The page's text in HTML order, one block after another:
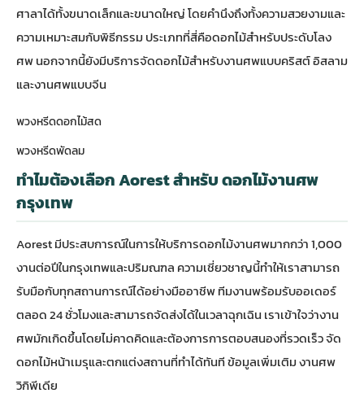
ศาลาได้ทั้งขนาดเล็กและขนาดใหญ่ โดยคำนึงถึงทั้งความสวยงามและ
ความเหมาะสมกับพิธีกรรม ประเภทที่สี่คือดอกไม้สำหรับประดับโลง
ศพ นอกจากนี้ยังมีบริการจัดดอกไม้สำหรับงานศพแบบคริสต์ อิสลาม
และงานศพแบบจีน
พวงหรีดดอกไม้สด
พวงหรีดพัดลม
ทำไมต้องเลือก Aorest สำหรับ ดอกไม้งานศพ
กรุงเทพ
Aorest มีประสบการณ์ในการให้บริการดอกไม้งานศพมากกว่า 1,000
งานต่อปีในกรุงเทพและปริมณฑล ความเชี่ยวชาญนี้ทำให้เราสามารถ
รับมือกับทุกสถานการณ์ได้อย่างมืออาชีพ ทีมงานพร้อมรับออเดอร์
ตลอด 24 ชั่วโมงและสามารถจัดส่งได้ในเวลาฉุกเฉิน เราเข้าใจว่างาน
ศพมักเกิดขึ้นโดยไม่คาดคิดและต้องการการตอบสนองที่รวดเร็วจัด
ดอกไม้หน้าเมรุและตกแต่งสถานที่ทำได้ทันที ข้อมูลเพิ่มเติมงานศพ
วิกิพีเดีย